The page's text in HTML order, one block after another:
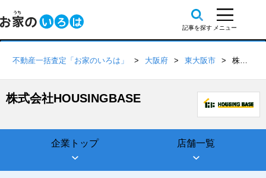
不動産一括査定「お家のいろは」 大阪府 東大阪市 株式会社HOUSINGBASE
株式会社HOUSINGBASE
企業トップ 店舗一覧